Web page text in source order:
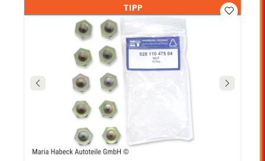
TIPP